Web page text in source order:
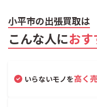
小平市の出張買取は
こんな人におす
いらないモノを高く